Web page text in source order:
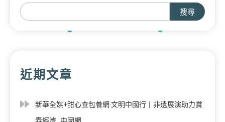
搜尋
近期文章
新華全媒+甜心查包養網·文明中國行丨非遺展演助力賞
春經濟_中國網